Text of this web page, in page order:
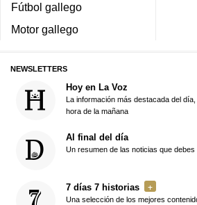
Fútbol gallego
Motor gallego
NEWSLETTERS
Hoy en La Voz
La información más destacada del
hora de la mañana
Al final del día
Un resumen de las noticias que
7 días 7 historias
Una selección de los mejores